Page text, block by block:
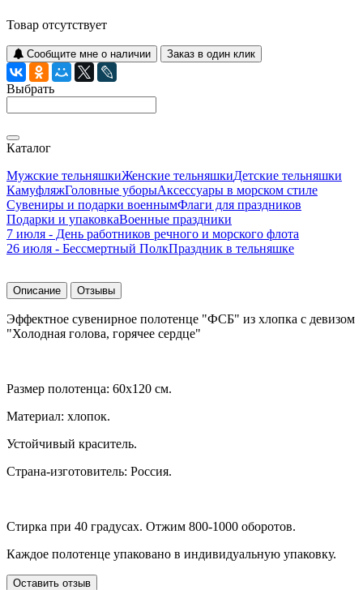
Товар отсутствует
Сообщите мне о наличии Заказ в один клик
Выбрать
Каталог
Мужские тельняшкиЖенские тельняшкиДетские тельняшки
КамуфляжГоловные уборыАксессуары в морском стиле
Сувениры и подарки военнымФлаги для праздников
Подарки и упаковкаВоенные праздники
7 июля - День работников речного и морского флота
26 июля - Бессмертный ПолкПраздник в тельняшке
Описание Отзывы
Эффектное сувенирное полотенце "ФСБ" из хлопка с девизом
"Холодная голова, горячее сердце"
Размер полотенца: 60х120 см.
Материал: хлопок.
Устойчивый краситель.
Страна-изготовитель: Россия.
Стирка при 40 градусах. Отжим 800-1000 оборотов.
Каждое полотенце упаковано в индивидуальную упаковку.
Оставить отзыв